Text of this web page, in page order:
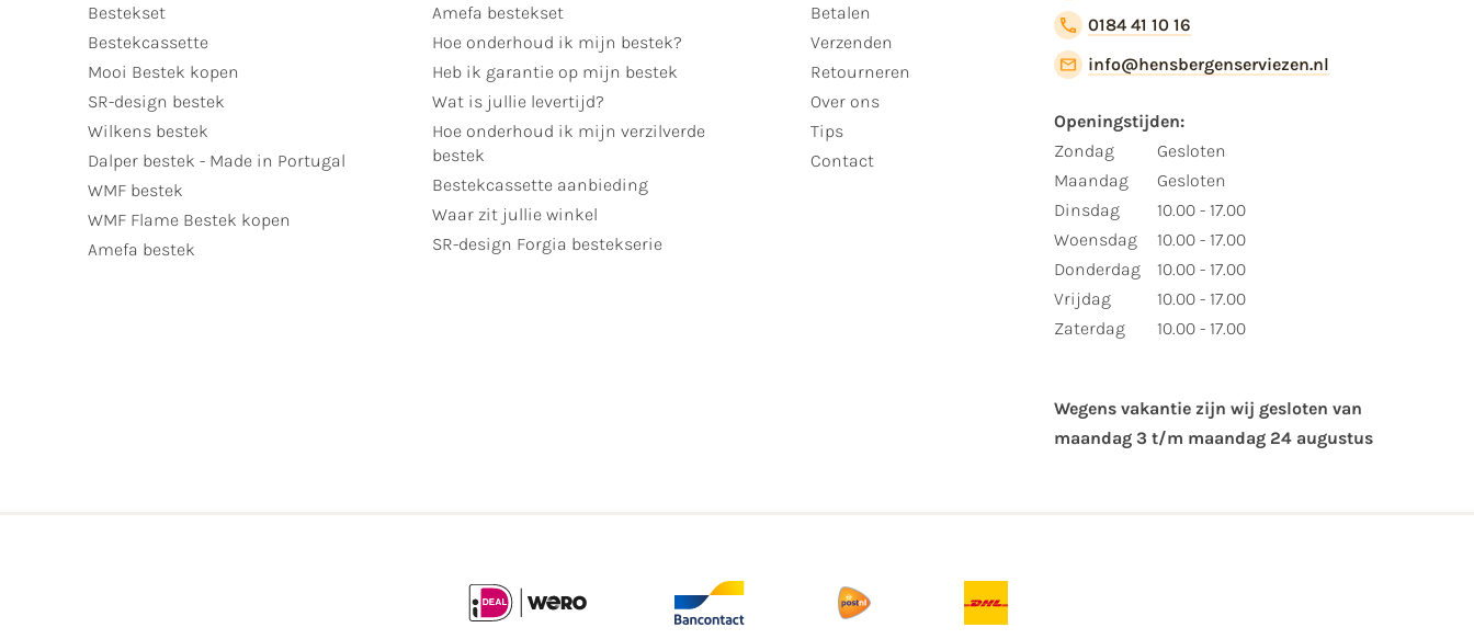
Bestekset
Bestekcassette
Mooi Bestek kopen
SR-design bestek
Wilkens bestek
Dalper bestek - Made in Portugal
WMF bestek
WMF Flame Bestek kopen
Amefa bestek
Amefa bestekset
Hoe onderhoud ik mijn bestek?
Heb ik garantie op mijn bestek
Wat is jullie levertijd?
Hoe onderhoud ik mijn verzilverde
bestek
Bestekcassette aanbieding
Waar zit jullie winkel
SR-design Forgia bestekserie
Betalen
Verzenden
Retourneren
Over ons
Tips
Contact
0184 41 10 16
info@hensbergenserviezen.nl
Openingstijden:
Zondag
Maandag
Dinsdag
Woensdag
Donderdag
Vrijdag
Zaterdag
Gesloten
Gesloten
10.00 - 17.00
10.00 - 17.00
10.00 - 17.00
10.00 - 17.00
10.00 - 17.00
Wegens vakantie zijn wij gesloten van ​
maandag 3 t/m maandag 24 augustus